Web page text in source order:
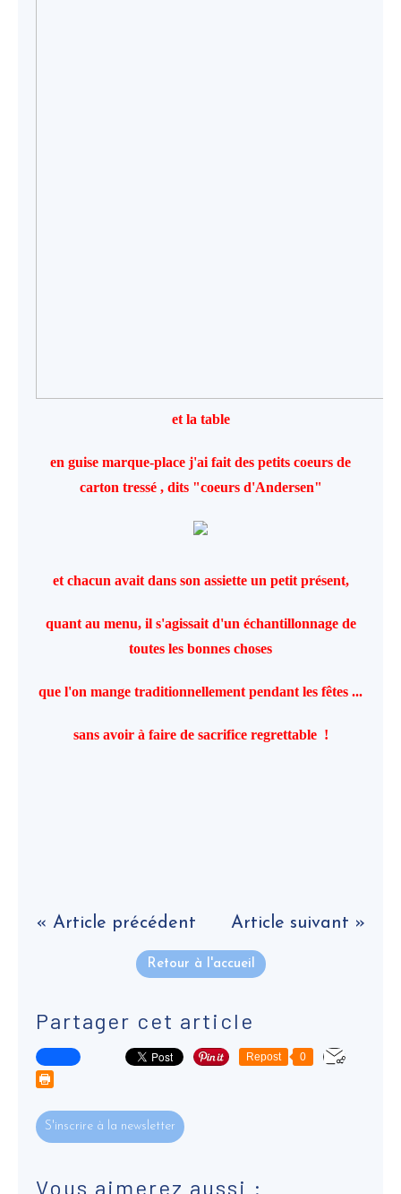
et la table
en guise marque-place j'ai fait des petits coeurs de
carton tressé , dits "coeurs d'Andersen"
et chacun avait dans son assiette un petit présent,
quant au menu, il s'agissait d'un échantillonnage de
toutes les bonnes choses
que l'on mange traditionnellement pendant les fêtes ...
sans avoir à faire de sacrifice regrettable !
« Article précédent Article suivant »
Retour à l'accueil
Partager cet article
Repost 0
S'inscrire à la newsletter
Vous aimerez aussi :